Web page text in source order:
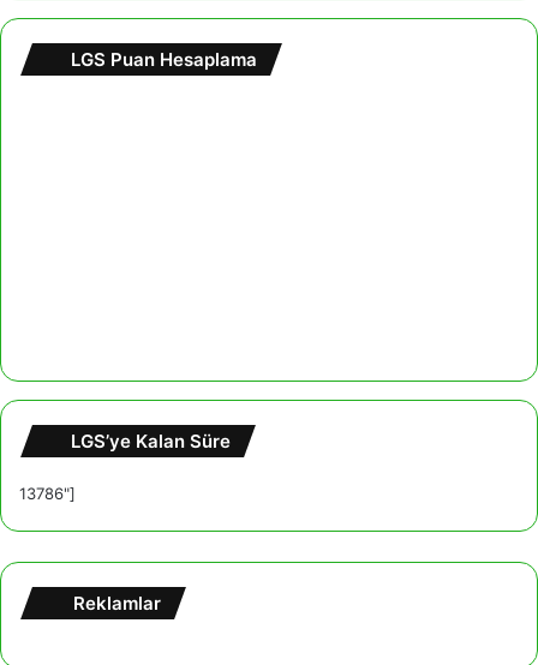
LGS Puan Hesaplama
LGS’ye Kalan Süre
13786"]
Reklamlar